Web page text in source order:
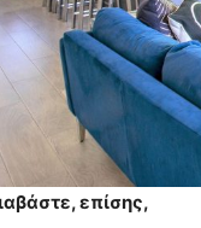
επίσης,